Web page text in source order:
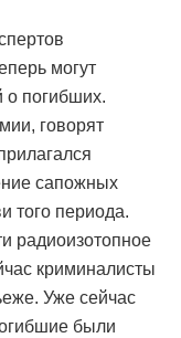
могут
о погибших.
говорят
сапожных
того периода.
радиоизотопное
криминалисты
Уже сейчас
были